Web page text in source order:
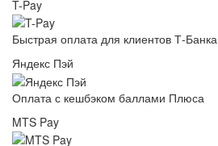
T-Pay
Быстрая оплата для клиентов Т-Банка
Яндекс Пэй
Оплата с кешбэком баллами Плюса
MTS Pay